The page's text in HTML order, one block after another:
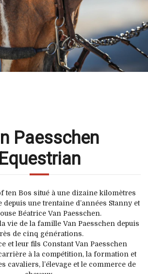
Paesschen
Equestrian
ten Bos situé à une dizaine kilomètres
depuis une trentaine d’années Stanny et
Béatrice Van Paesschen.
vie de la famille Van Paesschen depuis
de cinq générations.
et leur fils Constant Van Paesschen
à la compétition, la formation et
cavaliers, l’élevage et le commerce de